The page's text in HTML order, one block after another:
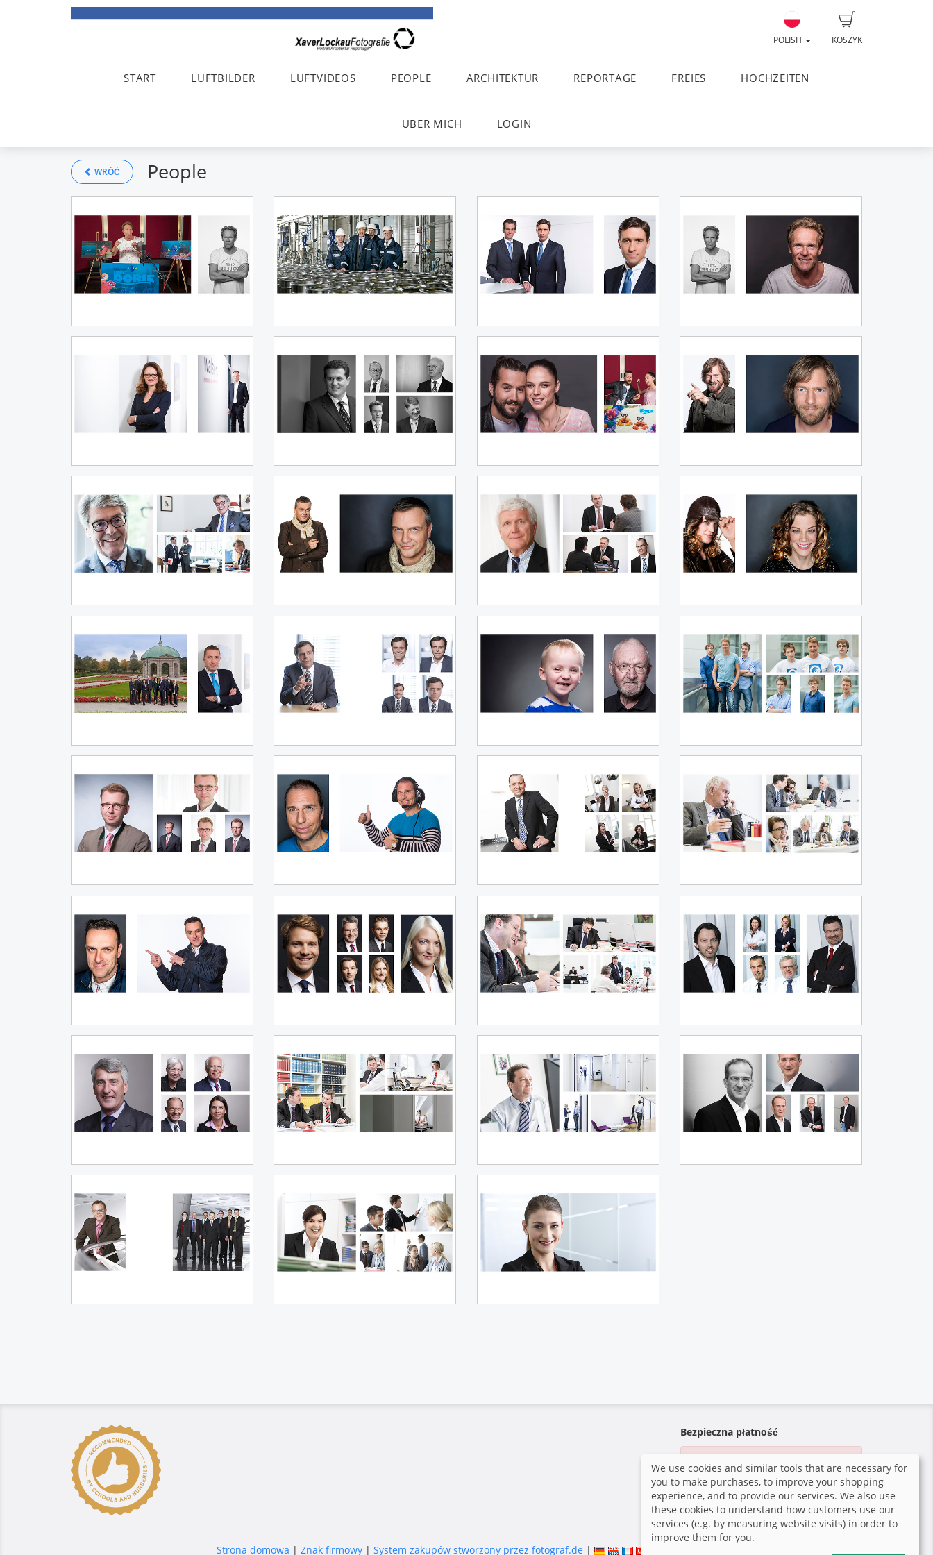
KOSZYK
POLISH
START LUFTBILDER LUFTVIDEOS PEOPLE ARCHITEKTUR REPORTAGE FREIES HOCHZEITEN
ÜBER MICH LOGIN
WRÓĆ People
Bezpieczna płatność
Fotograf nie aktywował i nie
skonfigurował żadnych metod
płatności.
Strona domowa | Znak firmowy | System zakupów stworzony przez fotograf.de |
We use cookies and similar tools that are necessary for
you to make purchases, to improve your shopping
experience, and to provide our services. We also use
these cookies to understand how customers use our
services (e.g. by measuring website visits) in order to
improve them for you.